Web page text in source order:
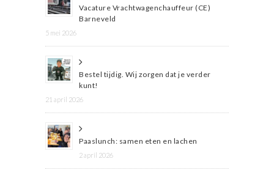
Vacature Vrachtwagenchauffeur (CE)
Barneveld
5 mei 2026
Bestel tijdig. Wij zorgen dat je verder
kunt!
21 april 2026
Paaslunch: samen eten en lachen
2 april 2026